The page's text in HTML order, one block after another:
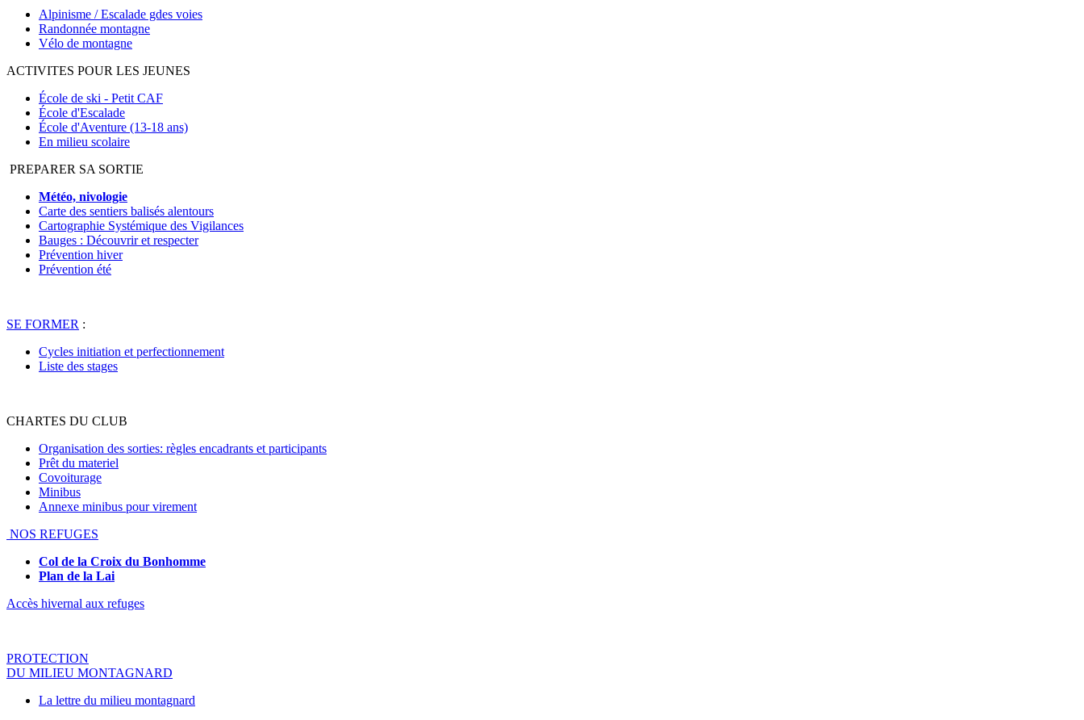
Alpinisme / Escalade gdes voies
Randonnée montagne
Vélo de montagne
ACTIVITES POUR LES JEUNES
École de ski - Petit CAF
École d'Escalade
École d'Aventure (13-18 ans)
En milieu scolaire
PREPARER SA SORTIE
Météo, nivologie
Carte des sentiers balisés alentours
Cartographie Systémique des Vigilances
Bauges : Découvrir et respecter
Prévention hiver
Prévention été
SE FORMER :
Cycles initiation et perfectionnement
Liste des stages
CHARTES DU CLUB
Organisation des sorties: règles encadrants et participants
Prêt du materiel
Covoiturage
Minibus
Annexe minibus pour virement
NOS REFUGES
Col de la Croix du Bonhomme
Plan de la Lai
Accès hivernal aux refuges
PROTECTION
DU MILIEU MONTAGNARD
La lettre du milieu montagnard